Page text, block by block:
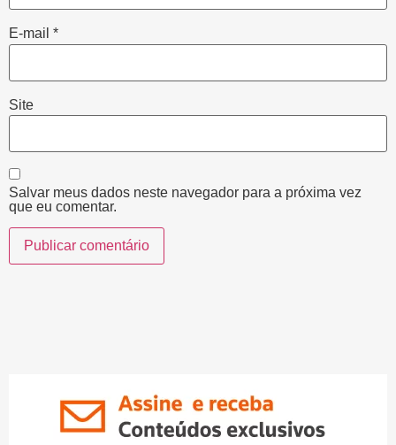
E-mail *
Site
Salvar meus dados neste navegador para a próxima vez
que eu comentar.